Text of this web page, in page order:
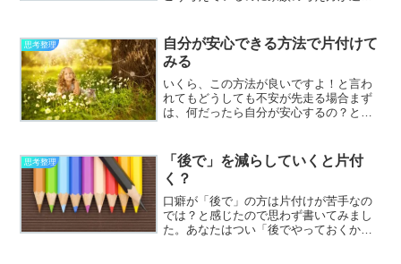
なところ、以前は夫がどうしてそういう
思考回路なのかがまるでわか...
思考整理
自分が安心できる方法で片付けて
みる
いくら、この方法が良いですよ！と言わ
れてもどうしても不安が先走る場合まず
は、何だったら自分が安心するの？と自
ます。ある人は、クラウドを信用してい
る人、でも自分はクラウド...
思考整理
「後で」を減らしていくと片付
く？
口癖が「後で」の方は片付けが苦手なの
では？と感じたので思わず書いてみまし
た。あなたはつい「後でやっておくから